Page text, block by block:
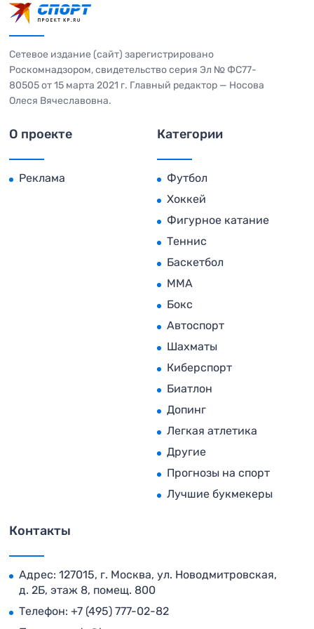
Сетевое издание (сайт) зарегистрировано
Роскомнадзором, свидетельство серия Эл № ФС77-
80505 от 15 марта 2021 г. Главный редактор — Носова
Олеся Вячеславовна.
О проекте
Реклама
Категории
Футбол
Хоккей
Фигурное катание
Теннис
Баскетбол
MMA
Бокс
Автоспорт
Шахматы
Киберспорт
Биатлон
Допинг
Легкая атлетика
Другие
Прогнозы на спорт
Лучшие букмекеры
Контакты
Адрес: 127015, г. Москва, ул. Новодмитровская,
д. 2Б, этаж 8, помещ. 800
Телефон: +7 (495) 777-02-82